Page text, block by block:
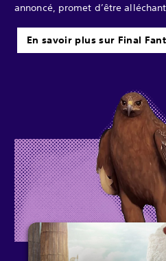
annoncé, promet d’être
En savoir plus sur Final